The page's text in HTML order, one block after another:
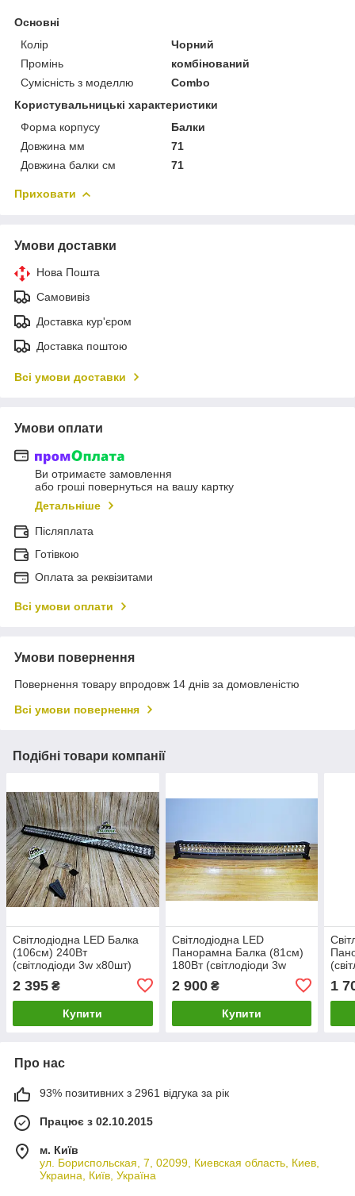
Основні
Колір
Чорний
Промінь
комбінований
Сумісність з моделлю
Combo
Користувальницькі характеристики
Форма корпусу
Балки
Довжина мм
71
Довжина балки см
71
Приховати
Умови доставки
Нова Пошта
Самовивіз
Доставка кур'єром
Доставка поштою
Всі умови доставки
Умови оплати
Ви отримаєте замовлення
або гроші повернуться на вашу картку
Детальніше
Післяплата
Готівкою
Оплата за реквізитами
Всі умови оплати
Умови повернення
Повернення товару впродовж 14 днів за домовленістю
Всі умови повернення
Подібні товари компанії
Світлодіодна LED Балка
(106см) 240Вт
(світлодіоди 3w х80шт)
2 395 ₴
Купити
Світлодіодна LED
Панорамна Балка (81см)
180Вт (світлодіоди 3w
2 900₴
Купити
1
Про нас
93% позитивних з 2961 відгука за рік
Працює з 02.10.2015
м. Київ
ул. Бориспольская, 7, 02099, Киевская область, Киев,
Украина, Київ, Україна